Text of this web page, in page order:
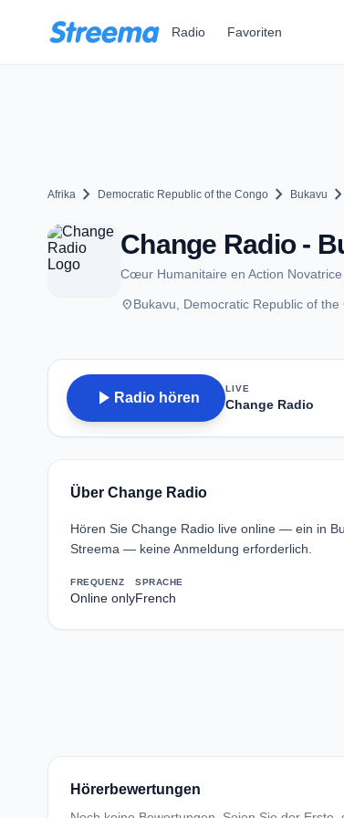
Radio Favoriten
Afrika chevron_right Democratic Republic of the Congo chevron_right Bukavu chevron_right
Change Radio -
Cœur Humanitaire en Action
placeBukavu, Democratic Republic of the
play_arrow Radio hören
LIVE
Change Radio
Über Change Radio
Hören Sie Change Radio live online — ein in
Streema — keine Anmeldung erforderlich.
FREQUENZ
Online only
SPRACHE
French
Hörerbewertungen